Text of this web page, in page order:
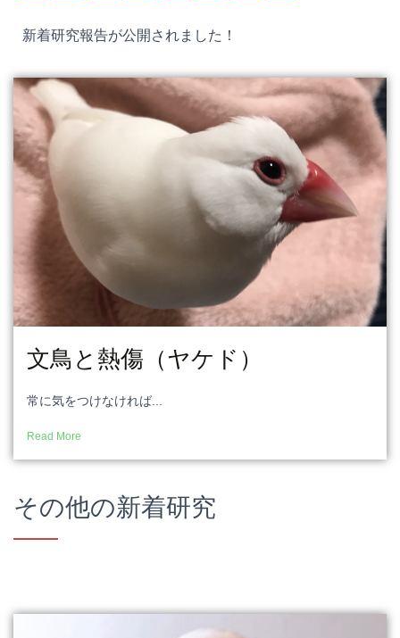
c
e
b
o
o
k
tt
er
e
er
n
ot
e
er
e
st
e
n
a
et
新着研究報告が公開されました！
文鳥と熱傷（ヤケド）
常に気をつけなければ...
Read More
その他の新着研究